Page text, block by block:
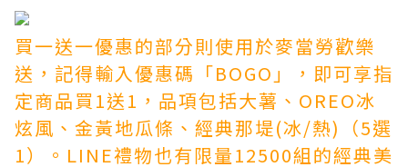
買一送一優惠的部分則使用於麥當勞歡樂
送，記得輸入優惠碼「BOGO」，即可享指
定商品買1送1，品項包括大薯、OREO冰
炫風、金黃地瓜條、經典那堤(冰/熱)（5選
1）。LINE禮物也有限量12500組的經典美